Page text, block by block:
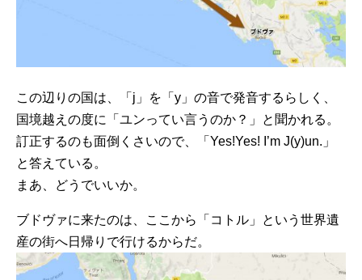
この辺りの国は、「j」を「y」の音で発音するらしく、
国境越えの度に「ユンってい言うのか？」と聞かれる。
訂正するのも面倒くさいので、「Yes!Yes! I’m J(y)un.」
と答えている。
まあ、どうでいいか。
ブドヴァに来たのは、ここから「コトル」という世界遺
産の街へ日帰りで行けるからだ。